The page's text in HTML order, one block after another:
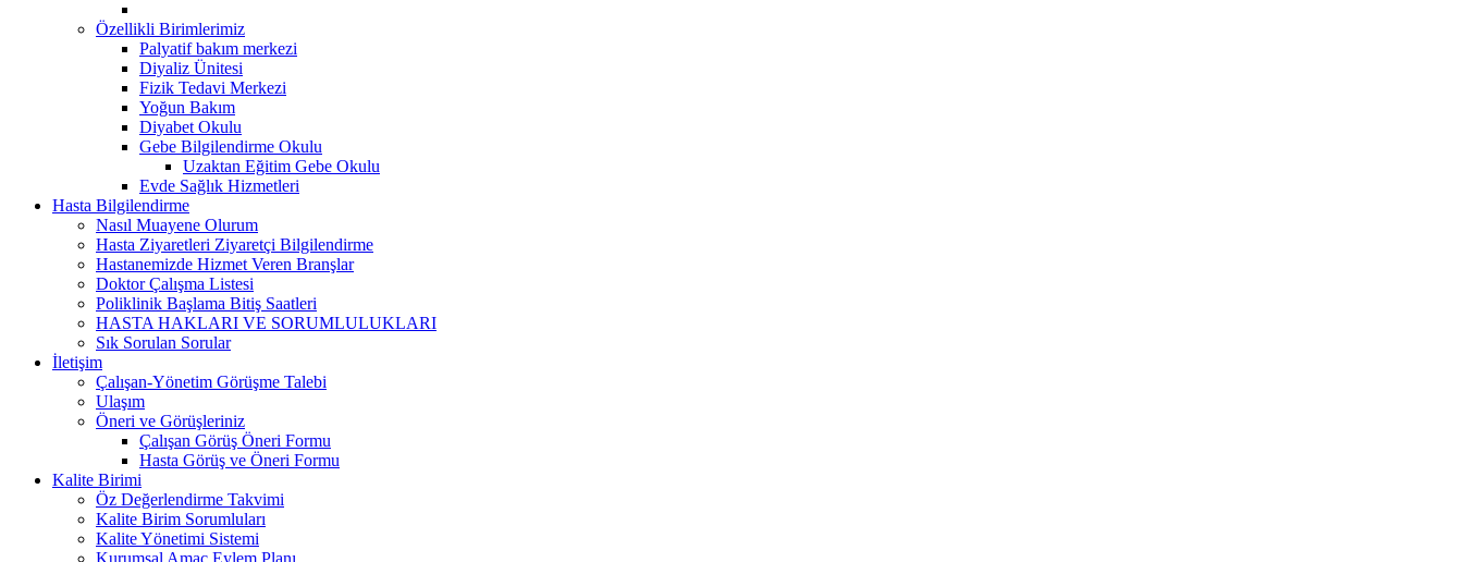
Özellikli Birimlerimiz
Palyatif bakım merkezi
Diyaliz Ünitesi
Fizik Tedavi Merkezi
Yoğun Bakım
Diyabet Okulu
Gebe Bilgilendirme Okulu
Uzaktan Eğitim Gebe Okulu
Evde Sağlık Hizmetleri
Hasta Bilgilendirme
Nasıl Muayene Olurum
Hasta Ziyaretleri Ziyaretçi Bilgilendirme
Hastanemizde Hizmet Veren Branşlar
Doktor Çalışma Listesi
Poliklinik Başlama Bitiş Saatleri
HASTA HAKLARI VE SORUMLULUKLARI
Sık Sorulan Sorular
İletişim
Çalışan-Yönetim Görüşme Talebi
Ulaşım
Öneri ve Görüşleriniz
Çalışan Görüş Öneri Formu
Hasta Görüş ve Öneri Formu
Kalite Birimi
Öz Değerlendirme Takvimi
Kalite Birim Sorumluları
Kalite Yönetimi Sistemi
Kurumsal Amaç Eylem Planı